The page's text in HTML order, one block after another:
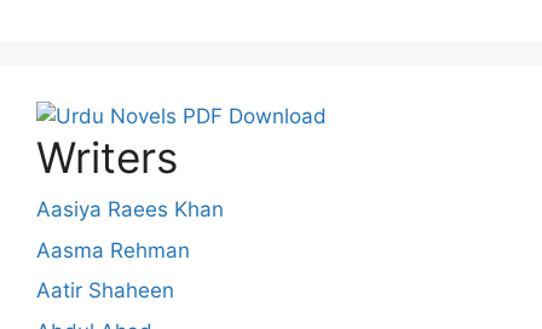
Writers
Aasiya Raees Khan
Aasma Rehman
Aatir Shaheen